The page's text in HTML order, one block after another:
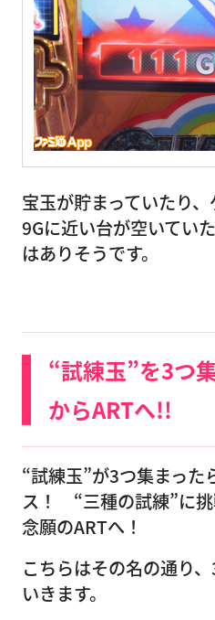
宝玉が貯まっていたり
9Gに近い台が空いてい
はありそうです。
“試練玉”を3つ
からARTへ!!
“試練玉”が3つ集まった
ス！ “三種の試練”に
念願のARTへ！
こちらはその名の通り
いきます。